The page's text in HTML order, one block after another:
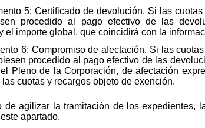
5: Certificado de devolución. Si las
procedido al pago efectivo de las
el importe global, que coincidirá con la
6: Compromiso de afectación. Si las
procedido al pago efectivo de las
Pleno de la Corporación, de afectación
cuotas y recargos objeto de exención.
de agilizar la tramitación de los expedientes,
apartado.